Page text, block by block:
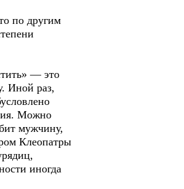
по другим
— это
Иной раз,
Можно
мужчину,
Клеопатры
иногда